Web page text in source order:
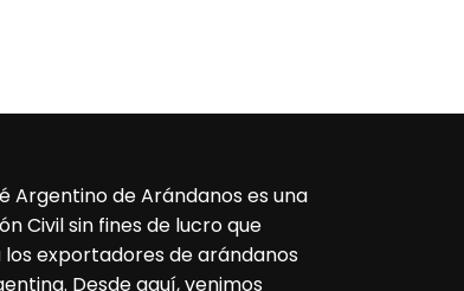
Argentino de Arándanos es una
Civil sin fines de lucro que
los exportadores de arándanos
Desde aquí, venimos